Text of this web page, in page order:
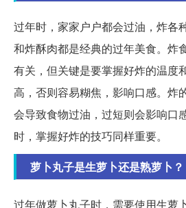
过年时，家家户户都会过油，炸各
和炸酥肉都是经典的过年美食。炸
有关，但关键是要掌握好炸的温度
高，否则容易糊焦，影响口感。炸
会导致食物过油，过短则会影响口
时，掌握好炸的技巧同样重要。
萝卜丸子是生萝卜还是熟萝卜？
过年做萝卜丸子时，需要使用生萝